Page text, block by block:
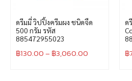
ดรีมมี่ วิปปิ้งครีมผง ชนิดจืด
500 กรัม รหัส
885472955023
฿130.00– ฿3,060.00
ด
฿